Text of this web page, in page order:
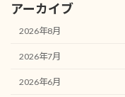
アーカイブ
2026年8月
2026年7月
2026年6月